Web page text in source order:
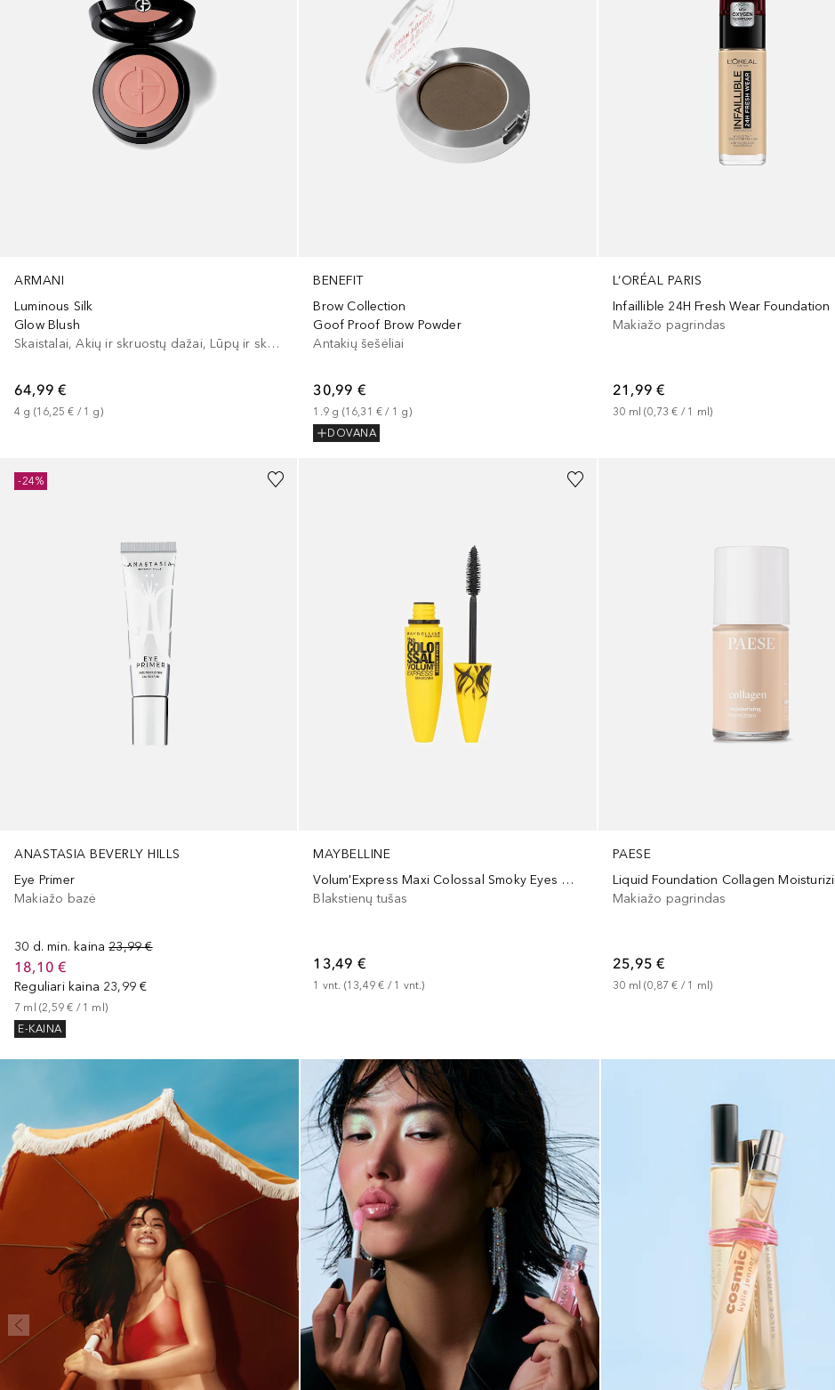
ARMANI
Luminous Silk
Glow Blush
Skaistalai, Akių ir skruostų dažai, Lūpų ir skruostų dažai
64,99 €
4 g (16,25 € / 1 g)
BENEFIT
Brow Collection
Goof Proof Brow Powder
Antakių šešėliai
30,99 €
1.9 g (16,31 € / 1 g)
DOVANA
L’ORÉAL PARIS
Infaillible 24H Fresh Wear Foundation
Makiažo pagrindas
21,99 €
30 ml (0,73 € / 1 ml )
ANASTASIA BEVERLY HILLS
Eye Primer
Makiažo bazė
30 d. min. kaina 23,99 €
18,10 €
Reguliari kaina 23,99 €
7 ml (2,59 € / 1 ml)
E-KAINA
-24%
MAYBELLINE
Volum'Express Maxi Colossal Smoky Eyes Mascara
Blakstienų tušas
13,49 €
1 vnt. (13,49 € / 1 vnt.)
PAESE
Makiažo pagrindas
25,95 €
30 ml (0,87 € / 1 ml)
Praleisti slankiklį